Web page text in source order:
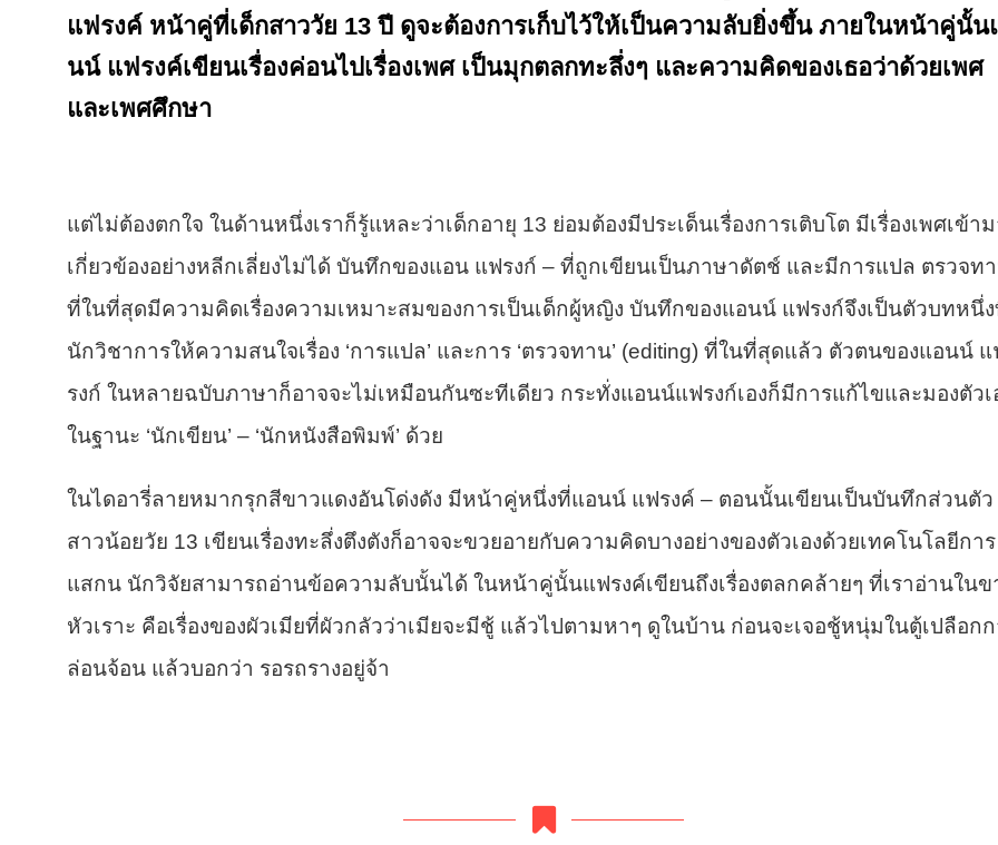
แฟรงค์ หน้าคู่ที่เด็กสาววัย 13 ปี ดูจะต้องการเก็บไว้ให้เป็นความลับยิ่งขึ้น ภายในหน้าคู่นั้น
นน์ แฟรงค์เขียนเรื่องค่อนไปเรื่องเพศ เป็นมุกตลกทะลึ่งๆ และความคิดของเธอว่าด้วยเพศ
และเพศศึกษา
แต่ไม่ต้องตกใจ ในด้านหนึ่งเราก็รู้แหละว่าเด็กอายุ 13 ย่อมต้องมีประเด็นเรื่องการเติบโต มีเรื่องเพศเข้าม
เกี่ยวข้องอย่างหลีกเลี่ยงไม่ได้ บันทึกของแอน แฟรงก์ – ที่ถูกเขียนเป็นภาษาดัตช์ และมีการแปล ตรวจท
ที่ในที่สุดมีความคิดเรื่องความเหมาะสมของการเป็นเด็กผู้หญิง บันทึกของแอนน์ แฟรงก์จึงเป็นตัวบทหนึ่
นักวิชาการให้ความสนใจเรื่อง ‘การแปล’ และการ ‘ตรวจทาน’ (editing) ที่ในที่สุดแล้ว ตัวตนของแอนน์ แ
รงก์ ในหลายฉบับภาษาก็อาจจะไม่เหมือนกันซะทีเดียว กระทั่งแอนน์แฟรงก์เองก็มีการแก้ไขและมองตัวเ
ในฐานะ ‘นักเขียน’ – ‘นักหนังสือพิมพ์’ ด้วย
ในไดอารี่ลายหมากรุกสีขาวแดงอันโด่งดัง มีหน้าคู่หนึ่งที่แอนน์ แฟรงค์ – ตอนนั้นเขียนเป็นบันทึกส่วนตัว
สาวน้อยวัย 13 เขียนเรื่องทะลึ่งตึงตังก็อาจจะขวยอายกับความคิดบางอย่างของตัวเองด้วยเทคโนโลยีการ
แสกน นักวิจัยสามารถอ่านข้อความลับนั้นได้ ในหน้าคู่นั้นแฟรงค์เขียนถึงเรื่องตลกคล้ายๆ ที่เราอ่านในข
หัวเราะ คือเรื่องของผัวเมียที่ผัวกลัวว่าเมียจะมีชู้ แล้วไปตามหาๆ ดูในบ้าน ก่อนจะเจอชู้หนุ่มในตู้เปลือก
ล่อนจ้อน แล้วบอกว่า รอรถรางอยู่จ้า